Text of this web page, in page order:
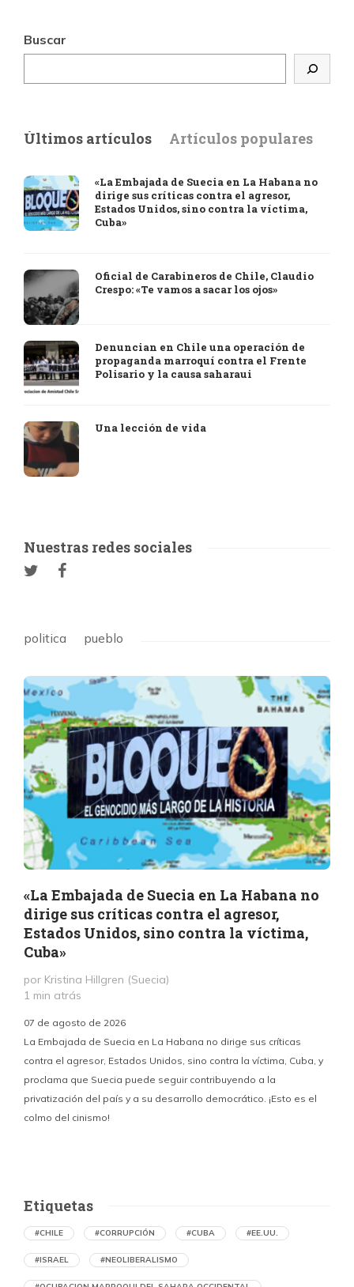
Buscar
Últimos artículos Artículos populares
«La Embajada de Suecia en La Habana no
dirige sus críticas contra el agresor,
Estados Unidos, sino contra la víctima,
Cuba»
Oficial de Carabineros de Chile, Claudio
Crespo: «Te vamos a sacar los ojos»
Denuncian en Chile una operación de
propaganda marroquí contra el Frente
Polisario y la causa saharaui
Una lección de vida
Nuestras redes sociales
politica pueblo
«La Embajada de Suecia en La Habana no
dirige sus críticas contra el agresor,
Estados Unidos, sino contra la víctima,
Cuba»
por Kristina Hillgren (Suecia)
1 min atrás
07 de agosto de 2026
La Embajada de Suecia en La Habana no dirige sus críticas
contra el agresor, Estados Unidos, sino contra la víctima, Cuba, y
proclama que Suecia puede seguir contribuyendo a la
privatización del país y a su desarrollo democrático. ¡Esto es el
colmo del cinismo!
Etiquetas
#CHILE #CORRUPCIÓN #CUBA #EE.UU.
#ISRAEL #NEOLIBERALISMO